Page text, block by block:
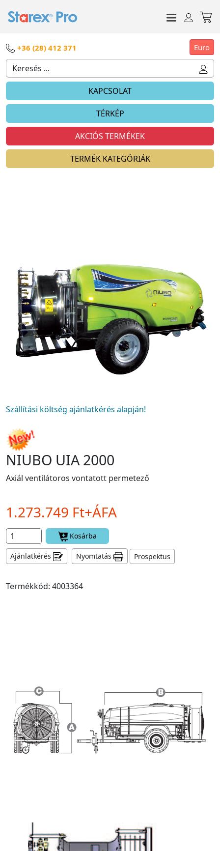
+36 (28) 412 371 Euro
KAPCSOLAT
TÉRKÉP
AKCIÓS TERMÉKEK
TERMÉK KATEGÓRIÁK
Szállítási költség ajánlatkérés alapján!
NIUBO UIA 2000
Axiál ventilátoros vontatott permetező
1.273.749 Ft+ÁFA
Kosárba
Ajánlatkérés Nyomtatás Prospektus
Termékkód: 4003364